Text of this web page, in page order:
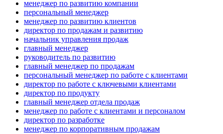
менеджер по развитию компании
персональный менеджер
менеджер по развитию клиентов
директор по продажам и развитию
начальник управления продаж
главный менеджер
руководитель по развитию
главный менеджер по продажам
персональный менеджер по работе с клиентами
директор по работе с ключевыми клиентами
директор по продукту
главный менеджер отдела продаж
менеджер по работе с клиентами и персоналом
директор по разработке
менеджер по корпоративным продажам